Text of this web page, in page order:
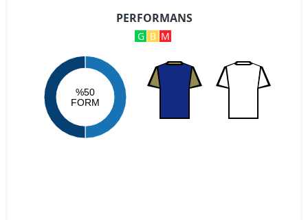
PERFORMANS
G B M
%50
FORM